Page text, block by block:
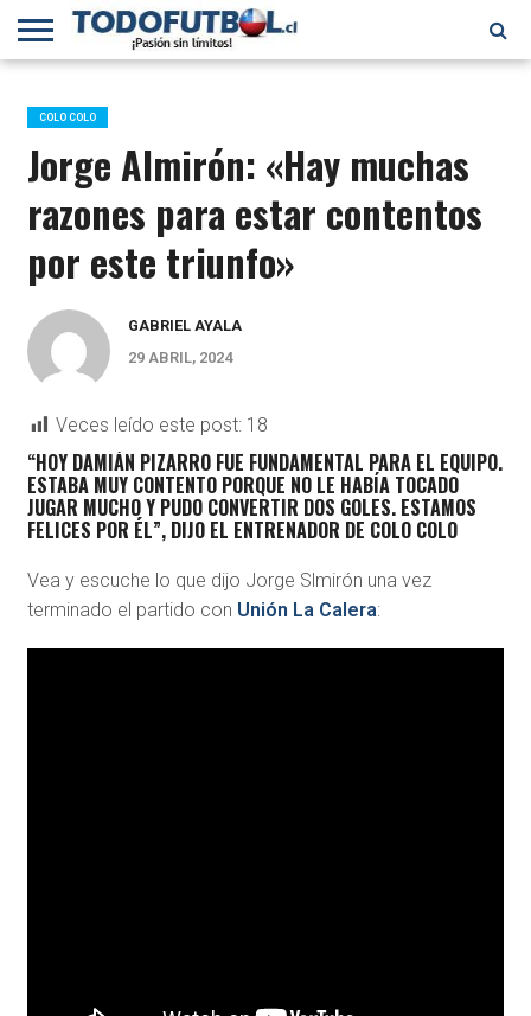
PRIMERA
B
SELECCIÓN
CHILENA
CHILENOS
EN EL
MUNDO
FÚTBOL
INTERNACIONAL
COLO COLO
Jorge Almirón: «Hay muchas
razones para estar contentos
por este triunfo»
GABRIEL AYALA
29 ABRIL, 2024
Veces leído este post: 18
“HOY DAMIÁN PIZARRO FUE FUNDAMENTAL PARA EL EQUIPO.
ESTABA MUY CONTENTO PORQUE NO LE HABÍA TOCADO
JUGAR MUCHO Y PUDO CONVERTIR DOS GOLES. ESTAMOS
FELICES POR ÉL”, DIJO EL ENTRENADOR DE COLO COLO
Vea y escuche lo que dijo Jorge Slmirón una vez
terminado el partido con Unión La Calera: